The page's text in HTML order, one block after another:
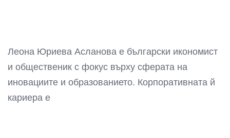
Леона Юриева Асланова е български икономист
и общественик с фокус върху сферата на
иновациите и образованието. Корпоративната й
кариера е